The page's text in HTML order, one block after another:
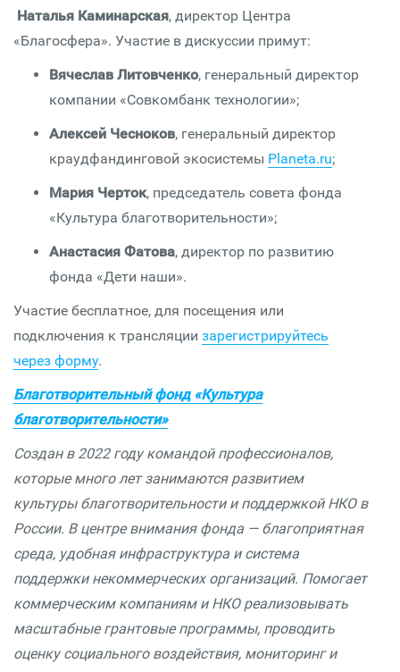
Наталья Каминарская, директор Центра
«Благосфера». Участие в дискуссии примут:
Вячеслав Литовченко, генеральный директор
компании «Совкомбанк технологии»;
Алексей Чесноков, генеральный директор
краудфандинговой экосистемы Planeta.ru;
Мария Черток, председатель совета фонда
«Культура благотворительности»;
Анастасия Фатова, директор по развитию
фонда «Дети наши».
Участие бесплатное, для посещения или
подключения к трансляции зарегистрируйтесь
через форму.
Благотворительный фонд «Культура
благотворительности»
Создан в 2022 году командой профессионалов,
которые много лет занимаются развитием
культуры благотворительности и поддержкой НКО в
России. В центре внимания фонда — благоприятная
среда, удобная инфраструктура и система
поддержки некоммерческих организаций. Помогает
коммерческим компаниям и НКО реализовывать
масштабные грантовые программы, проводить
оценку социального воздействия, мониторинг и